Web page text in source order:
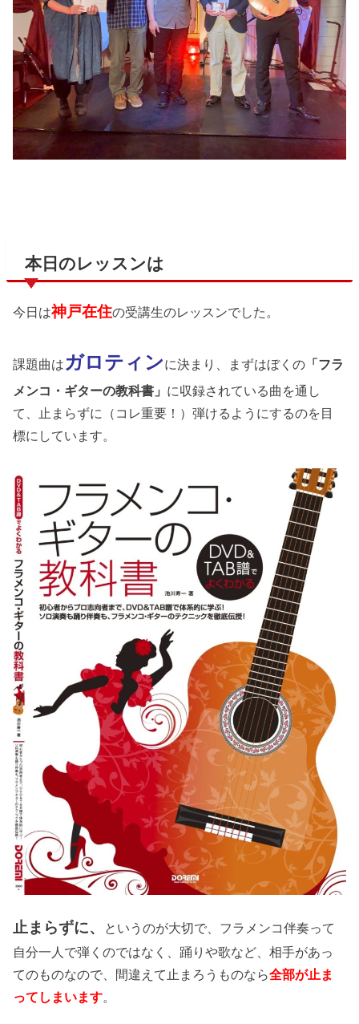
本日のレッスンは
今日は神戸在住の受講生のレッスンでした。
課題曲は ガロティンに決まり、まずはぼくの 「フラ
メンコ・ギターの教科書」 に収録されている曲を通し
て、止まらずに（コレ重要！）弾けるようにするのを目
標にしています。
止まらずに、
というのが大切で、フラメンコ伴奏って
自分一人で弾くのではなく、踊りや歌など、相手があっ
てのものなので、間違えて止まろうものなら全部が止ま
ってしまいます。